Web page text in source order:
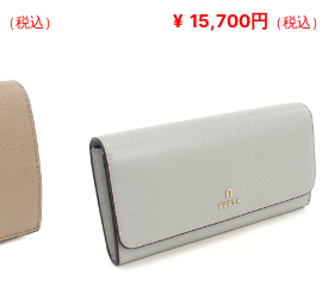
（税込） ¥ 15,700円 （税込）